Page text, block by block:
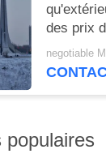
des prix
visuel à
negotiable
populaires